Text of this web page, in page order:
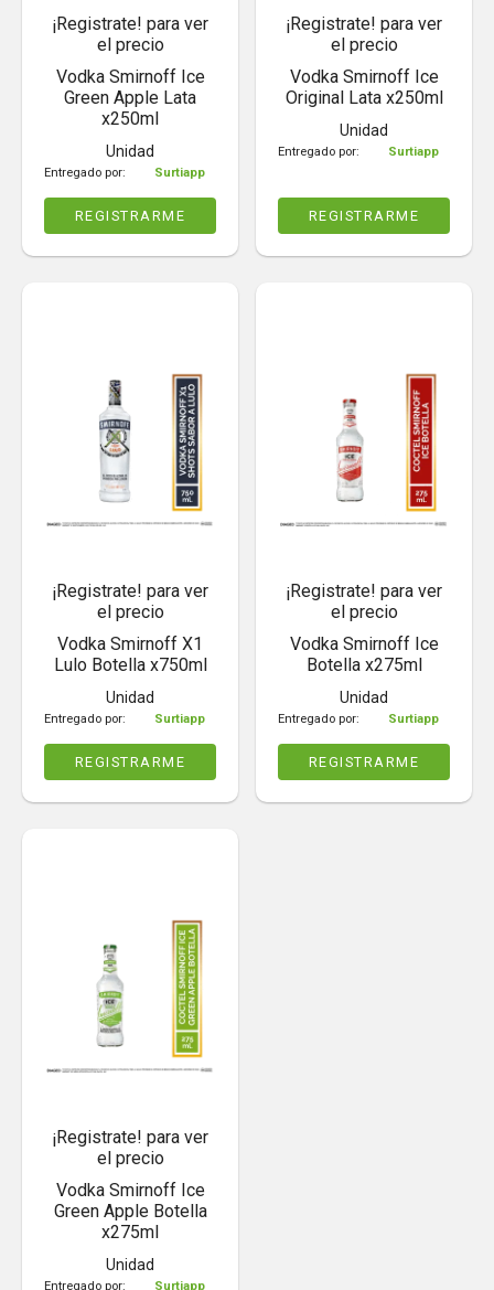
¡Registrate! para ver
el precio
Vodka Smirnoff Ice
Green Apple Lata
x250ml
Unidad
Entregado por: Surtiapp
REGISTRARME
¡Registrate! para ver
el precio
Vodka Smirnoff Ice
Original Lata x250ml
Unidad
Entregado por: Surtiapp
REGISTRARME
¡Registrate! para ver
el precio
Vodka Smirnoff X1
Lulo Botella x750ml
Unidad
Entregado por: Surtiapp
REGISTRARME
¡Registrate! para ver
el precio
Vodka Smirnoff Ice
Botella x275ml
Unidad
Entregado por: Surtiapp
REGISTRARME
¡Registrate! para ver
el precio
Vodka Smirnoff Ice
Green Apple Botella
x275ml
Unidad
Entregado por: Surtiapp